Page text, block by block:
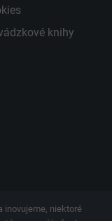
knihy
inovujeme, niektoré